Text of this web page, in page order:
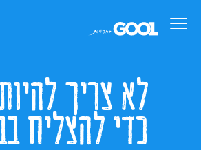
לא צריך
כדי להצליח